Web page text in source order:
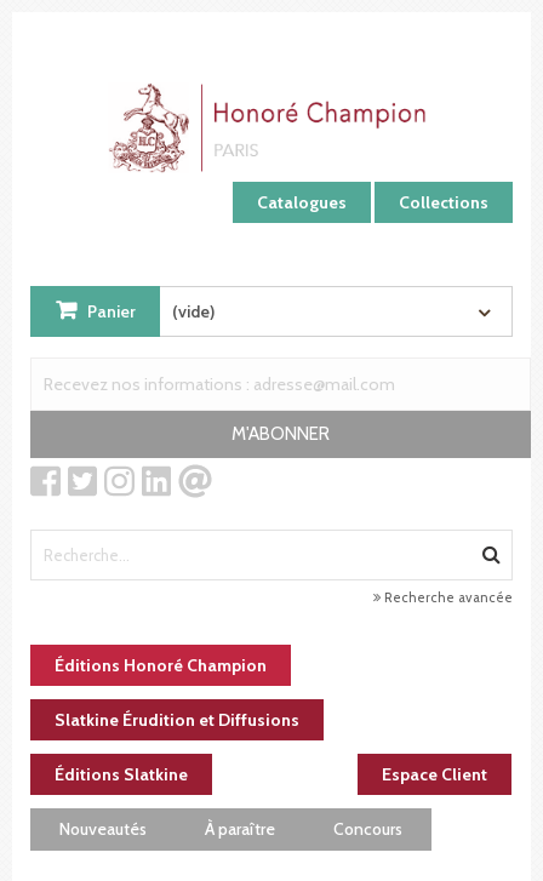
Catalogues Collections
Panier (vide)
M'ABONNER
Recherche avancée
Éditions Honoré Champion
Slatkine Érudition et Diffusions
Éditions Slatkine Espace Client
Nouveautés À paraître Concours